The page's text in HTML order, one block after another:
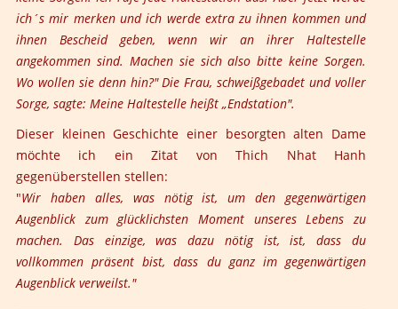
ich´s mir merken und ich werde extra zu ihnen kommen und
ihnen Bescheid geben, wenn wir an ihrer Haltestelle
angekommen sind. Machen sie sich also bitte keine Sorgen.
Wo wollen sie denn hin?" Die Frau, schweißgebadet und voller
Sorge, sagte: Meine Haltestelle heißt „Endstation".
Dieser kleinen Geschichte einer besorgten alten Dame
möchte ich ein Zitat vonThich Nhat Hanh
gegenüberstellen stellen:
"Wir haben alles, was nötig ist, um den gegenwärtigen
Augenblick zum glücklichsten Moment unseres Lebens zu
machen. Das einzige, was dazu nötig ist, ist, dass du
vollkommen präsent bist, dass du ganz im gegenwärtigen
Augenblick verweilst."